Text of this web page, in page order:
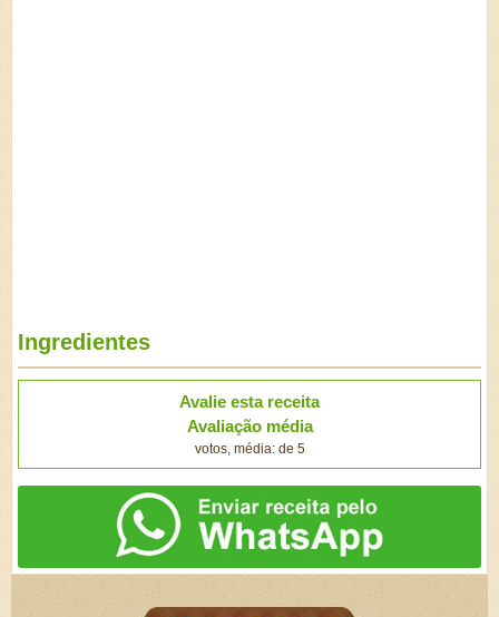
Ingredientes
Avalie esta receita
Avaliação média
votos, média: de 5